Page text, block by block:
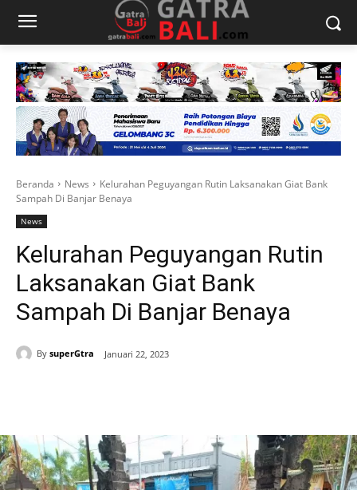
Beranda News
Kelurahan Peguyangan Rutin Laksanakan Giat Bank
Sampah Di Banjar Benaya
News
Kelurahan Peguyangan Rutin
Laksanakan Giat Bank
Sampah Di Banjar Benaya
By superGtra Januari 22, 2023